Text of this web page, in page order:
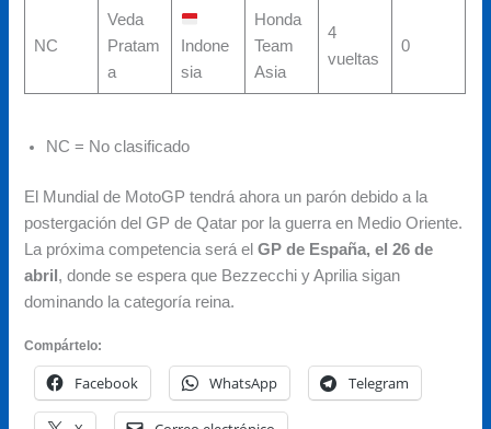
NC
Veda
Pratam
a
Indone
sia
Honda
Team
Asia
4
vueltas
0
NC = No clasificado
El Mundial de MotoGP tendrá ahora un parón debido a la
postergación del GP de Qatar por la guerra en Medio Oriente.
La próxima competencia será elGP de España, el 26 de
abril , donde se espera que Bezzecchi y Aprilia sigan
dominando la categoría reina.
Compártelo:
Facebook WhatsApp Telegram